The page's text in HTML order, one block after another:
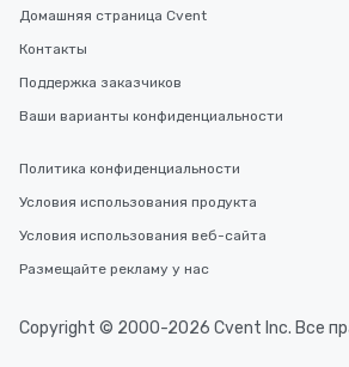
Домашняя страница Cvent
Контакты
Поддержка заказчиков
Ваши варианты конфиденциальности
Политика конфиденциальности
Условия использования продукта
Условия использования веб-сайта
Размещайте рекламу у нас
Copyright © 2000-2026 Cvent Inc. Все